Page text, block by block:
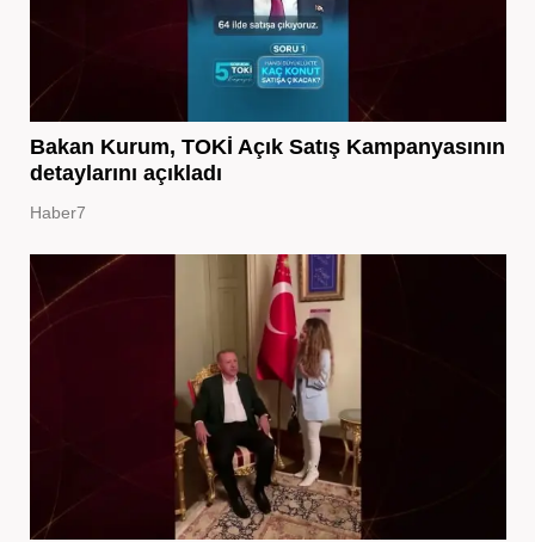
Bakan Kurum, TOKİ Açık Satış Kampanyasının
detaylarını açıkladı
Haber7